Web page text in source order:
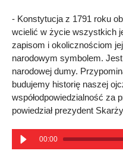
- Konstytucja z 1791 roku
wcielić w życie wszystkich
zapisom i okolicznościom
narodowym symbolem.
narodowej dumy.
budujemy historię naszej
współodpowiedzialność za
powiedział prezydent
00:00